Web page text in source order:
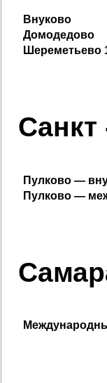
Внуково
Домодедово
Шереметьево
Санкт
Пулково —
Пулково —